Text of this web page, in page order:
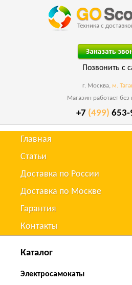
Техника с
Позвонить с
г. Москва, м.
Магазин работает
+7 (499) 653-
Главная
Статьи
Доставка по России
Доставка по Москве
Гарантия
Контакты
Каталог
Электросамокаты